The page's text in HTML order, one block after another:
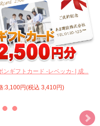
ンギフトカード -レベッカ- | 成...
:3,100円(税込 3,410円)